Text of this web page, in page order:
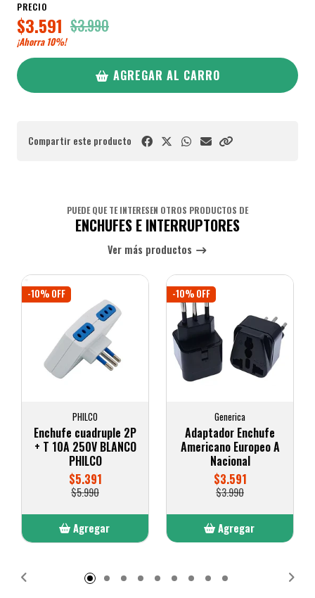
PRECIO
$3.591 $3.990
¡Ahorra 10%!
AGREGAR AL CARRO
Compartir este producto
PUEDE QUE TE INTERESEN OTROS PRODUCTOS DE
ENCHUFES E INTERRUPTORES
Ver más productos
-10% OFF
PHILCO
Enchufe cuadruple 2P
+ T 10A 250V BLANCO
PHILCO
$5.391
$5.990
Agregar
-10% OFF
Generica
Adaptador Enchufe
Americano Europeo A
Nacional
$3.591
$3.990
Agregar